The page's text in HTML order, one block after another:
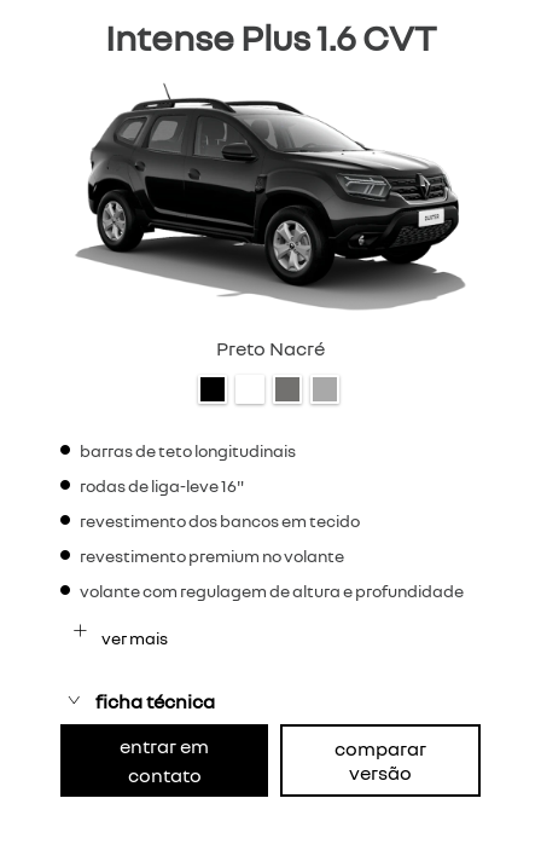
Intense Plus 1.6 CVT
Preto Nacré
barras de teto longitudinais
rodas de liga-leve 16"
revestimento dos bancos em tecido
revestimento premium no volante
volante com regulagem de altura e profundidade
ver mais
ficha técnica
entrar em
contato
comparar
versão